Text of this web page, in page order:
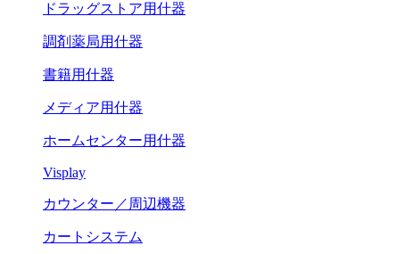
ドラッグストア用什器
調剤薬局用什器
書籍用什器
メディア用什器
ホームセンター用什器
Visplay
カウンター／周辺機器
カートシステム